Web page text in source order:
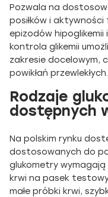
Pozwala na
posiłków i
epizodów hipoglikemii
kontrola glikemii
zakresie docelowym,
powikłań przewlekłych.
Rodzaje
dostępnych
Na polskim rynku
dostosowanych do
glukometry wymagają
krwi na pasek
małe próbki krwi,